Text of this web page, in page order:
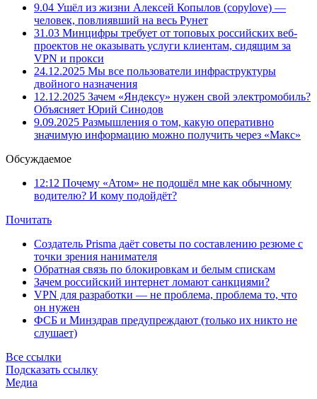
9.04 Ушёл из жизни Алексей Копылов (copylove) —
человек, повлиявший на весь Рунет
31.03 Минцифры требует от топовых российских веб-
проектов не оказывать услуги клиентам, сидящим за
VPN и прокси
24.12.2025 Мы все пользователи инфраструктуры
двойного назначения
12.12.2025 Зачем «Яндексу» нужен свой электромобиль?
Объясняет Юрий Синодов
9.09.2025 Размышления о том, какую оперативно
значимую информацию можно получить через «Макс»
Обсуждаемое
12:12 Почему «Атом» не подошёл мне как обычному
водителю? И кому подойдёт?
Почитать
Создатель Prisma даёт советы по составлению резюме с
точки зрения нанимателя
Обратная связь по блокировкам и белым спискам
Зачем российский интернет ломают санкциями?
VPN для разработки — не проблема, проблема то, что
он нужен
ФСБ и Минздрав предупреждают (только их никто не
слушает)
Все ссылки
Подсказать ссылку
Медиа